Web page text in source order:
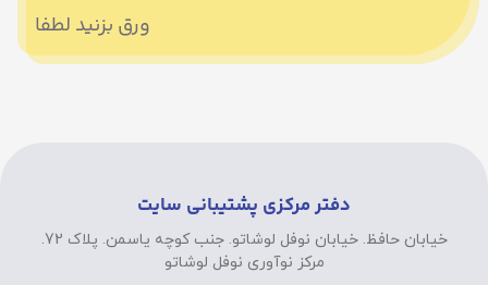
ورق بزنید لطفا
دفتر مرکزی پشتیبانی سایت
خیابان حافظ. خیابان نوفل لوشاتو. جنب کوچه یاسمن. پلاک 72.
مرکز نوآوری نوفل لوشاتو